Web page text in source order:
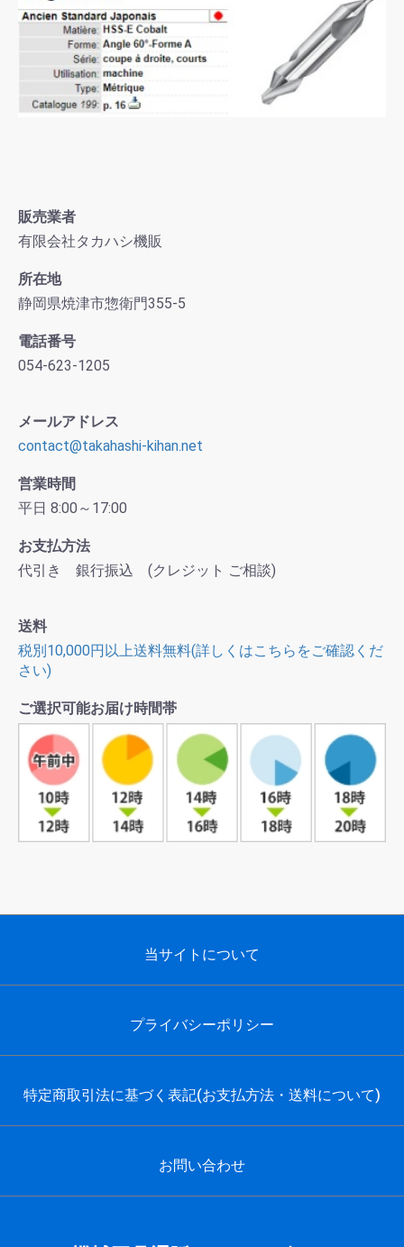
販売業者
有限会社タカハシ機販
所在地
静岡県焼津市惣衛門355-5
電話番号
054-623-1205
メールアドレス
contact@takahashi-kihan.net
営業時間
平日 8:00～17:00
お支払方法
代引き 銀行振込 (クレジット ご相談)
送料
税別10,000円以上送料無料(詳しくはこちらをご確認くだ
さい)
ご選択可能お届け時間帯
当サイトについて
プライバシーポリシー
特定商取引法に基づく表記(お支払方法・送料について)
お問い合わせ